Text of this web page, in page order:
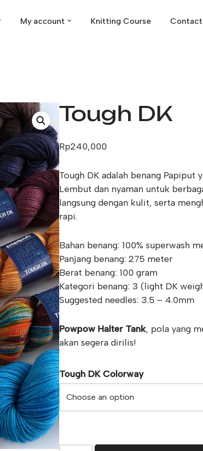
My account Knitting Course Contact
Tough DK
Rp240,000
Tough DK adalah benang Papiput
Lembut dan nyaman untuk
langsung dengan kulit, serta
rapi.
Bahan benang: 100% superwash
Panjang benang: 275 meter
Berat benang: 100 gram
Kategori benang: 3 (light DK
Suggested needles: 3.5 – 4.0mm
Powpow Halter Tank, pola yang
akan segera dirilis!
Tough DK Colorway